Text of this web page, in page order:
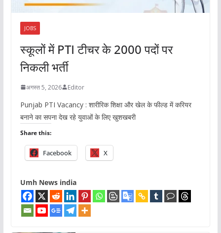
JOBS
स्कूलों में PTI टीचर के 2000 पदों पर
निकली भर्ती
अगस्त 5, 2026 Editor
Punjab PTI Vacancy : शारीरिक शिक्षा और खेल के फील्ड में करियर
बनाने का सपना देख रहे युवाओं के लिए खुशखबरी
Share this:
Facebook X
Umh News india